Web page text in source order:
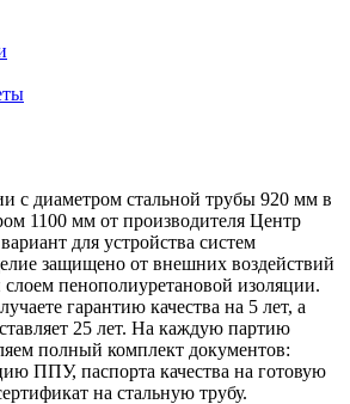
с диаметром стальной трубы 920 мм в
1100 мм от производителя Центр
для устройства систем
защищено от внешних воздействий
пенополиуретановой изоляции.
гарантию качества на 5 лет, а
25 лет. На каждую партию
полный комплект документов:
ППУ, паспорта качества на готовую
на стальную трубу.